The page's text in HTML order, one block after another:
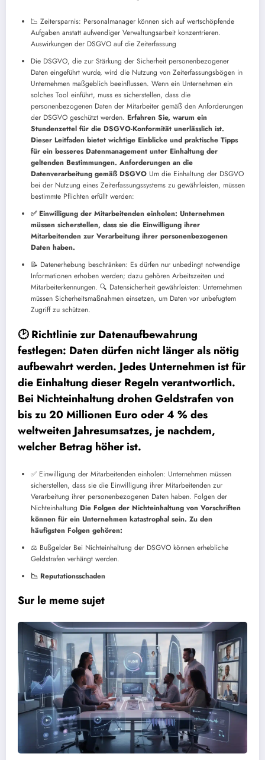
📉 Zeitersparnis: Personalmanager können sich auf wertschöpfende
Aufgaben anstatt aufwendiger Verwaltungsarbeit konzentrieren.
Auswirkungen der DSGVO auf die Zeiterfassung
Die DSGVO, die zur Stärkung der Sicherheit personenbezogener
Daten eingeführt wurde, wird die Nutzung von Zeiterfassungsbögen in
Unternehmen maßgeblich beeinflussen. Wenn ein Unternehmen ein
solches Tool einführt, muss es sicherstellen, dass die
personenbezogenen Daten der Mitarbeiter gemäß den Anforderungen
der DSGVO geschützt werden. Erfahren Sie, warum ein
Stundenzettel für die DSGVO-Konformität unerlässlich ist.
Dieser Leitfaden bietet wichtige Einblicke und praktische Tipps
für ein besseres Datenmanagement unter Einhaltung der
geltenden Bestimmungen. Anforderungen an die
Datenverarbeitung gemäß DSGVO Um die Einhaltung der DSGVO
bei der Nutzung eines Zeiterfassungssystems zu gewährleisten, müssen
bestimmte Pflichten erfüllt werden:
✅ Einwilligung der Mitarbeitenden einholen: Unternehmen
müssen sicherstellen, dass sie die Einwilligung ihrer
Mitarbeitenden zur Verarbeitung ihrer personenbezogenen
Daten haben.
📝 Datenerhebung beschränken: Es dürfen nur unbedingt notwendige
Informationen erhoben werden; dazu gehören Arbeitszeiten und
Mitarbeiterkennungen. 🔍 Datensicherheit gewährleisten: Unternehmen
müssen Sicherheitsmaßnahmen einsetzen, um Daten vor unbefugtem
Zugriff zu schützen.
🕑 Richtlinie zur Datenaufbewahrung
festlegen: Daten dürfen nicht länger als nötig
aufbewahrt werden. Jedes Unternehmen ist für
die Einhaltung dieser Regeln verantwortlich.
Bei Nichteinhaltung drohen Geldstrafen von
bis zu 20 Millionen Euro oder 4 % des
weltweiten Jahresumsatzes, je nachdem,
welcher Betrag höher ist.
✅ Einwilligung der Mitarbeitenden einholen: Unternehmen müssen
sicherstellen, dass sie die Einwilligung ihrer Mitarbeitenden zur
Verarbeitung ihrer personenbezogenen Daten haben. Folgen der
Nichteinhaltung Die Folgen der Nichteinhaltung von Vorschriften
können für ein Unternehmen katastrophal sein. Zu den
häufigsten Folgen gehören:
⚖️ Bußgelder Bei Nichteinhaltung der DSGVO können erhebliche
Geldstrafen verhängt werden.
📉 Reputationsschaden
Sur le meme sujet